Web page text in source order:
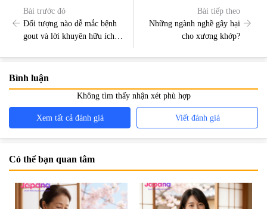
Bài trước đó
Đối tượng nào dễ mắc bệnh
gout và lời khuyên hữu ích
Bài tiếp theo
Những ngành nghề gây hại
cho xương khớp?
Bình luận
Không tìm thấy nhận xét phù hợp
Xem tất cả đánh giá Viết đánh giá
Có thể bạn quan tâm